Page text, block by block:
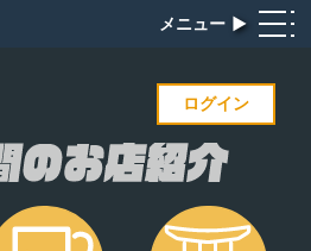
メニュー ▶︎
ログイン